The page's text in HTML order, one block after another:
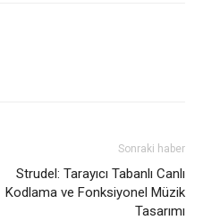
Sonraki haber
Strudel: Tarayıcı Tabanlı Canlı
Kodlama ve Fonksiyonel Müzik
Tasarımı